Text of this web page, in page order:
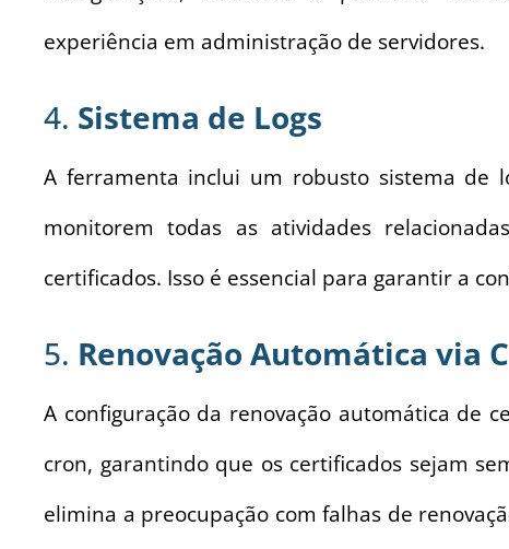
experiência em administração de servidores.
4. Sistema de Logs
A ferramenta inclui um robusto sistema de
monitorem todas as atividades
certificados. Isso é essencial para garantir a
5. Renovação Automática via
A configuração da renovação automática de
cron, garantindo que os certificados sejam
elimina a preocupação com falhas de